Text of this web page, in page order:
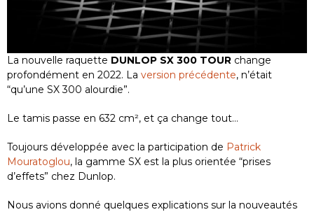
La nouvelle raquette DUNLOP SX 300 TOUR change
profondément en 2022. La version précédente, n’était
“qu’une SX 300 alourdie”.
Le tamis passe en 632 cm², et ça change tout…
Toujours développée avec la participation de Patrick
Mouratoglou, la gamme SX est la plus orientée “prises
d’effets” chez Dunlop.
Nous avions donné quelques explications sur la nouveautés